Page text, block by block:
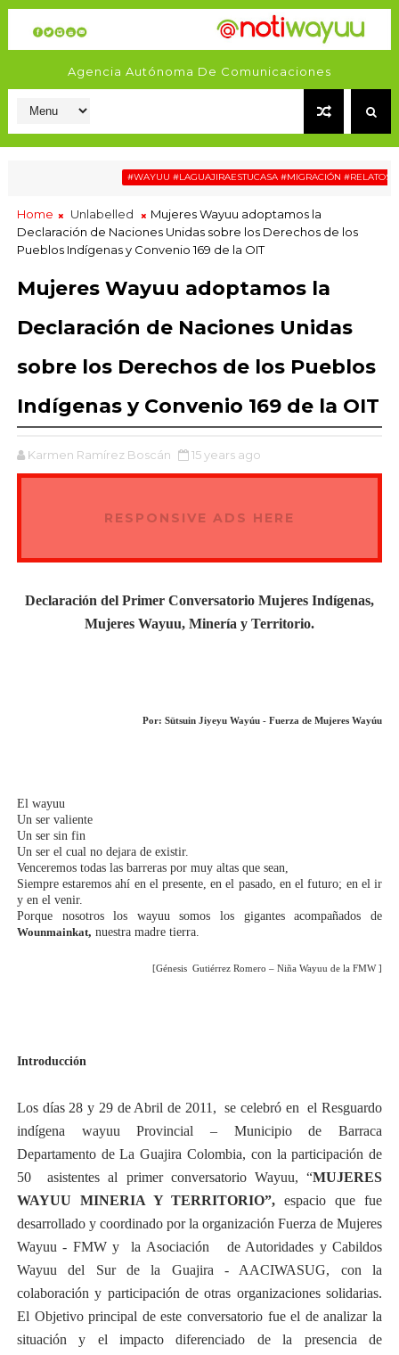
Agencia Autónoma De Comunicaciones
#WAYUU #LAGUAJIRAESTUCASA #MIGRACIÓN #RELATOSWAYUU
Home Unlabelled
Mujeres Wayuu adoptamos la
Declaración de Naciones Unidas sobre los Derechos de los
Pueblos Indígenas y Convenio 169 de la OIT
Mujeres Wayuu adoptamos la
Declaración de Naciones Unidas
sobre los Derechos de los Pueblos
Indígenas y Convenio 169 de la OIT
Karmen Ramírez Boscán 15 years ago
RESPONSIVE ADS HERE
Declaración del Primer Conversatorio Mujeres Indígenas,
Mujeres Wayuu, Minería y Territorio.
Por: Sütsuin Jiyeyu Wayúu - Fuerza de Mujeres Wayúu
El wayuu
Un ser valiente
Un ser sin fin
Un ser el cual no dejara de existir.
Venceremos todas las barreras por muy altas que sean,
Siempre estaremos ahí en el presente, en el pasado, en el futuro; en el ir
y en el venir.
Porque nosotros los wayuu somos los gigantes acompañados de
Wounmainkat, nuestra madre tierra.
[Génesis Gutiérrez Romero – Niña Wayuu de la FMW ]
Introducción
Los días 28 y 29 de Abril de 2011, se celebró en elResguardo
indígena wayuu Provincial – Municipio de Barraca
Departamento de La Guajira Colombia, con la participación de
50 asistentes al primer conversatorio Wayuu, “MUJERES
WAYUU MINERIA Y TERRITORIO”,espacio que fue
desarrollado y coordinado por la organización Fuerza de Mujeres
Wayuu - FMW y la Asociación de Autoridades y Cabildos
Wayuu del Sur de la Guajira - AACIWASUG, con la
colaboración y participación de otras organizaciones solidarias.
El Objetivo principal de este conversatorio fue el de analizar la
situación y el impacto diferenciado de la presencia de